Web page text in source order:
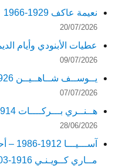
نعيمة عاكف 1929-1966
20/07/2026
عطيات الأبنودي وأيام
09/07/2026
يــوســف شــاهــيــن 1926-2008
07/07/2026
هــنــري بـــركــــات 1914-1997
28/06/2026
مــاري كــويـنـي 1916-2003